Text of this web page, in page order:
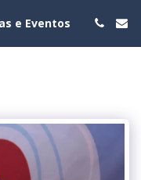
e Eventos